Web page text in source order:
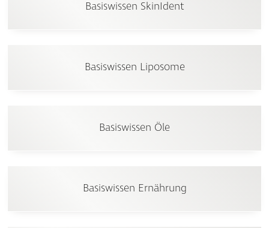
Basiswissen SkinIdent
Basiswissen Liposome
Basiswissen Öle
Basiswissen Ernährung